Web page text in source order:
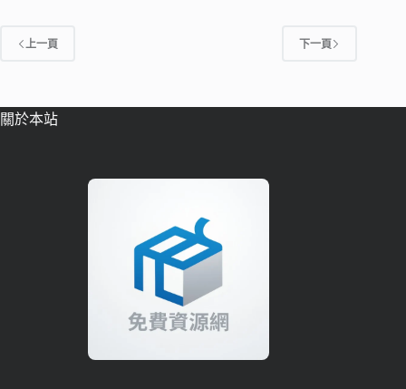
上一頁 下一頁
關於本站